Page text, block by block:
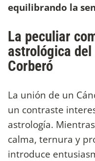
equilibrando la
La peculiar
astrológica del
Corberó
La unión de un
un contraste
astrología.
calma, ternura y
introduce